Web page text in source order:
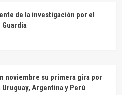
de la investigación por el
noviembre su primera gira por
Argentina y Perú